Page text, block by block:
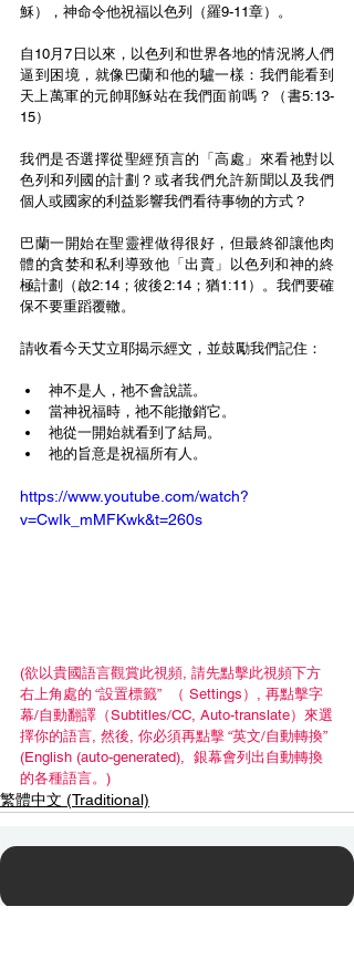
穌），神命令他祝福以色列（羅9-11章）。
自10月7日以來，以色列和世界各地的情況將人們
逼到困境，就像巴蘭和他的驢一樣：我們能看到
天上萬軍的元帥耶穌站在我們面前嗎？（書5:13-
15）
我們是否選擇從聖經預言的「高處」來看祂對以
色列和列國的計劃？或者我們允許新聞以及我們
個人或國家的利益影響我們看待事物的方式？
巴蘭一開始在聖靈裡做得很好，但最終卻讓他肉
體的貪婪和私利導致他「出賣」以色列和神的終
極計劃（啟2:14；彼後2:14；猶1:11）。我們要確
保不要重蹈覆轍。
請收看今天艾立耶揭示經文，並鼓勵我們記住：
神不是人，祂不會說謊。
當神祝福時，祂不能撤銷它。
祂從一開始就看到了結局。
祂的旨意是祝福所有人。
https://www.youtube.com/watch?
v=CwIk_mMFKwk&t=260s
(欲以貴國語言觀賞此視頻, 請先點擊此視頻下方
右上角處的 “設置標籤”  （ Settings）, 再點擊字
幕/自動翻譯（Subtitles/CC, Auto-translate）來選
擇你的語言, 然後, 你必須再點擊 “英文/自動轉換”
(English (auto-generated),  銀幕會列出自動轉換
的各種語言。)
繁體中文 (Traditional)